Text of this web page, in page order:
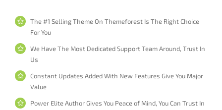
The #1 Selling Theme On Themeforest Is The Right Choice
For You
We Have The Most Dedicated Support Team Around, Trust In
Us
Constant Updates Added With New Features Give You Major
Value
Power Elite Author Gives You Peace of Mind, You Can Trust In